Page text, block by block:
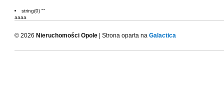
string(0) ""
aaaa
© 2026 Nieruchomości Opole | Strona oparta na Galactica